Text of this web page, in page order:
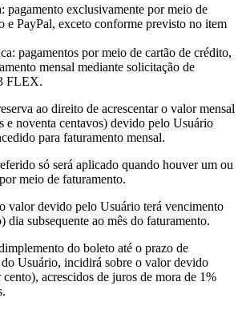
pagamento exclusivamente por meio de
e PayPal, exceto conforme previsto no item
pagamentos por meio de cartão de crédito,
mensal mediante solicitação de
FLEX.
ao direito de acrescentar o valor mensal
e noventa centavos) devido pelo Usuário
para faturamento mensal.
só será aplicado quando houver um ou
meio de faturamento.
valor devido pelo Usuário terá vencimento
dia subsequente ao mês do faturamento.
do boleto até o prazo de
Usuário, incidirá sobre o valor devido
acrescidos de juros de mora de 1%